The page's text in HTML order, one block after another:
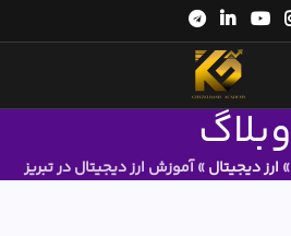
وبلاگ
» ارز دیجیتال»آموزش ارز دیجیتال در تبریز